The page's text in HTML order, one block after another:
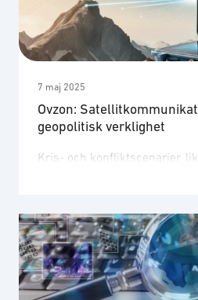
risken för intrång. För att
hårdvarulösningar som
enkelriktat dataflöde. En
datadioder, …
7 maj 2025
Ovzon:
geopolitisk verklighet
Kris- och konfliktscenarier,
fungera i svåra miljöer.
som är motståndskraftiga
bekämpning och spårning
för ledning, samordning och
En viktig aspekt är